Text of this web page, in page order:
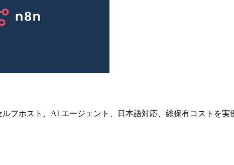
フホスト、AI エージェント、日本語対応、総保有コストを実